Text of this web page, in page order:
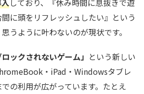
しており、『休み時間に息抜きで遊
に頭をリフレッシュしたい』という
うように叶わないのが現状です。
ロックされないゲーム」 という新しい
・iPad・Windowsタブレ
の利用が広がっています。たとえ